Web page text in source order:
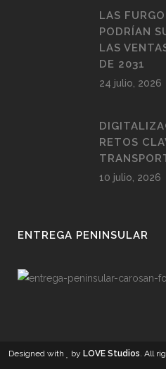
LAS
PODRÍAN
LAS
DE 2031
24 julio, 2026
RETOS
10 julio, 2026
ENTREGA PENINSULAR
Designed with by LOVE Studios. All